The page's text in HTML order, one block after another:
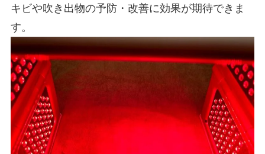
キビや吹き出物の予防・改善に効果が期待できま
す。